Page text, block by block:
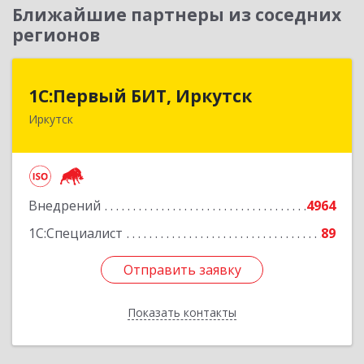
Ближайшие партнеры из соседних
регионов
1С:Первый БИТ, Иркутск
Иркутск
Внедрений
4964
1С:Специалист
89
Отправить заявку
Показать контакты
1С:Первый БИТ, Иркутск
664007, Иркутская обл, Иркутск г, Декабрьских
Отправить заявку
Назад